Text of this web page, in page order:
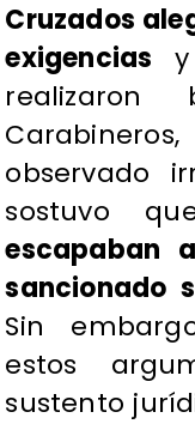
Cruzados
exigencias
realizaron
observado
sostuvo
escapaban
sancionado
Sin
estos
sustento